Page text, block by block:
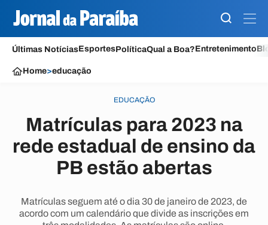
Últimas NotíciasEsportesPolíticaQual a Boa?Entretenimento
Home>educação
EDUCAÇÃO
Matrículas para 2023 na
rede estadual de ensino da
PB estão abertas
Matrículas seguem até o dia 30 de janeiro de 2023, de
acordo com um calendário que divide as inscrições em